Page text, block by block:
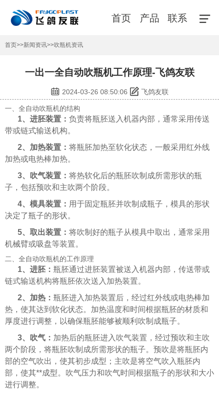
首页 产品 联系
首页>>新闻资讯>>吹瓶机资讯
一出一全自动吹瓶机工作原理-飞鸽友联
2024-03-26 08:50:06 飞鸽友联
一、全自动吹瓶机的结构
1、进胚装置： 负责将瓶胚送入机器内部，通常采用传送
带或链式输送机构。
2、加热装置： 将瓶胚加热至软化状态，一般采用红外线
加热或电热棒加热。
3、吹气装置： 将热软化后的瓶胚吹制成所需形状的瓶
子，包括预吹和主吹两个阶段。
4、模具装置： 用于固定瓶胚并吹制成瓶子，模具的形状
决定了瓶子的形状。
5、取出装置： 将吹制好的瓶子从模具中取出，通常采用
机械臂或吸盘等装置。
二、全自动吹瓶机的工作原理
1、进胚： 瓶胚通过进胚装置被送入机器内部，传送带或
链式输送机构将瓶胚依次送入加热装置。
2、加热： 瓶胚进入加热装置后，经过红外线或电热棒加
热，使其达到软化状态。加热温度和时间根据瓶胚的材质和
厚度进行调整，以确保瓶胚能够被顺利吹制成瓶子。
3、吹气： 加热后的瓶胚进入吹气装置，经过预吹和主吹
两个阶段，将瓶胚吹制成所需形状的瓶子。预吹是将瓶胚内
部的空气吹出，使其初步成型；主吹是将空气吹入瓶胚内
部，使其**成型。吹气压力和吹气时间根据瓶子的形状和大小
进行调整。